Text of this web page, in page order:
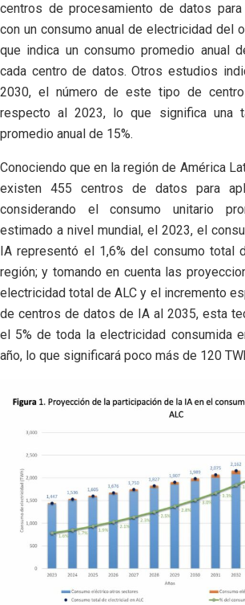
centros de procesamiento de datos
con un consumo anual de electricidad del
que indica un consumo promedio anual
cada centro de datos. Otros estudios
2030, el número de este tipo de
respecto al 2023, lo que significa una
promedio anual de 15%.
Conociendo que en la región de América
existen 455 centros de datos para
considerando el consumo unitario
estimado a nivel mundial, el 2023, el
IA representó el 1,6% del consumo total
región; y tomando en cuenta las
electricidad total de ALC y el incremento
de centros de datos de IA al 2035, esta
el 5% de toda la electricidad consumida
año, lo que significará poco más de 120